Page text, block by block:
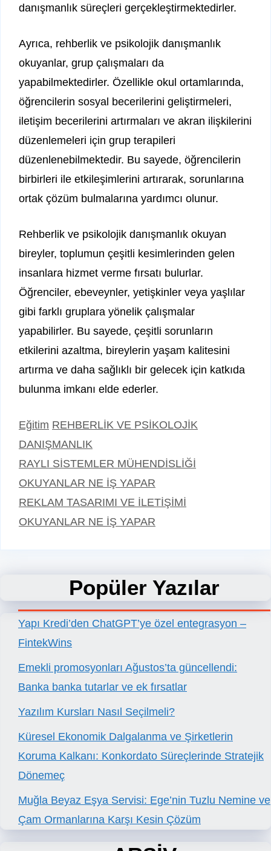
danışmanlık süreçleri gerçekleştirmektedirler.
Ayrıca, rehberlik ve psikolojik danışmanlık
okuyanlar, grup çalışmaları da
yapabilmektedirler. Özellikle okul ortamlarında,
öğrencilerin sosyal becerilerini geliştirmeleri,
iletişim becerilerini artırmaları ve akran ilişkilerini
düzenlemeleri için grup terapileri
düzenlenebilmektedir. Bu sayede, öğrencilerin
birbirleri ile etkileşimlerini artırarak, sorunlarına
ortak çözüm bulmalarına yardımcı olunur.
Rehberlik ve psikolojik danışmanlık okuyan
bireyler, toplumun çeşitli kesimlerinden gelen
insanlara hizmet verme fırsatı bulurlar.
Öğrenciler, ebeveynler, yetişkinler veya yaşlılar
gibi farklı gruplara yönelik çalışmalar
yapabilirler. Bu sayede, çeşitli sorunların
etkilerini azaltma, bireylerin yaşam kalitesini
artırma ve daha sağlıklı bir gelecek için katkıda
bulunma imkanı elde ederler.
Kategoriler
Eğitim Etiketler
REHBERLİK VE PSİKOLOJİK
DANIŞMANLIK
RAYLI SİSTEMLER MÜHENDİSLİĞİ
OKUYANLAR NE İŞ YAPAR
REKLAM TASARIMI VE İLETİŞİMİ
OKUYANLAR NE İŞ YAPAR
Popüler Yazılar
Yapı Kredi’den ChatGPT’ye özel entegrasyon –
FintekWins
Emekli promosyonları Ağustos’ta güncellendi:
Banka banka tutarlar ve ek fırsatlar
Yazılım Kursları Nasıl Seçilmeli?
Küresel Ekonomik Dalgalanma ve Şirketlerin
Koruma Kalkanı: Konkordato Süreçlerinde Stratejik
Dönemeç
Muğla Beyaz Eşya Servisi: Ege’nin Tuzlu Nemine ve
Çam Ormanlarına Karşı Kesin Çözüm